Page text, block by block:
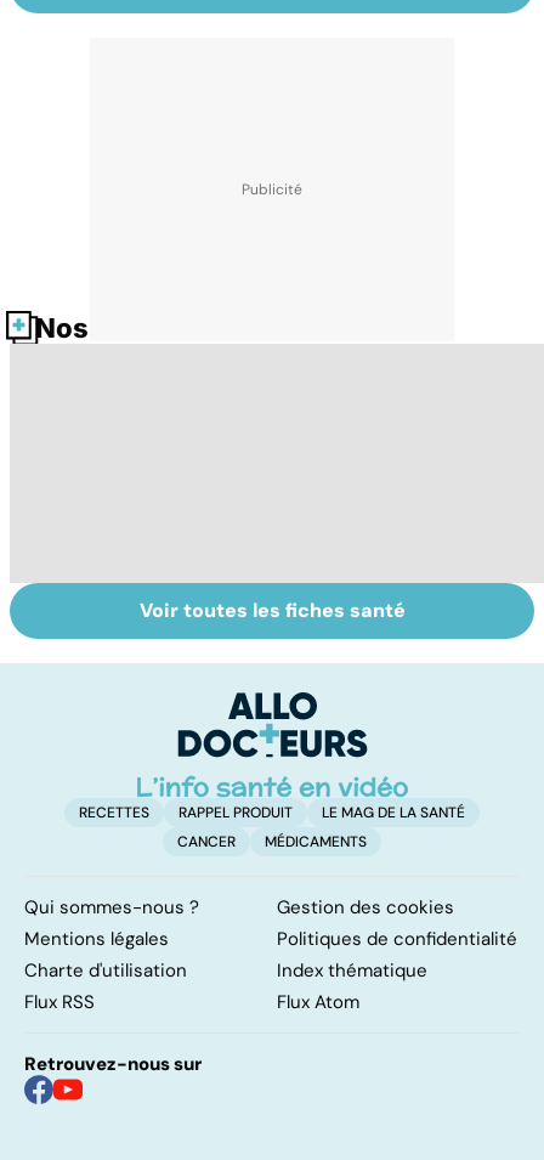
Nos fiches santé
Tout savoir sur
les infections
Inflammation des
amygdales : que
d'angine ?
Voir toutes les fiches santé
RECETTES RAPPEL PRODUIT
LE MAG DE LA SANTÉ
CANCER
MÉDICAMENTS
Qui sommes-nous ?
Gestion des cookies
Mentions légales
Politiques de confidentialité
Charte d'utilisation
Index thématique
Flux RSS
Flux Atom
Retrouvez-nous sur